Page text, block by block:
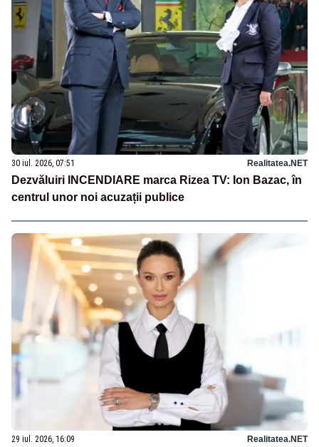
30 iul. 2026, 07:51 Realitatea.NET
Dezvăluiri INCENDIARE marca Rizea TV: Ion Bazac, în
centrul unor noi acuzații publice
29 iul. 2026, 16:09 Realitatea.NET